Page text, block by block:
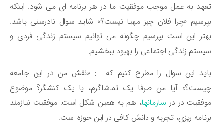
به عمل موجب موفقیت ما در هر برنامه ای می شود. اینکه
«چرا فلان چیز مهیا نیست؟» شاید سوال نادرستی باشد.
این است بپرسیم چگونه می توانیم سیستم زندگی فردی و
زندگی اجتماعی را بهبود ببخشیم.
این سوال را مطرح کنیم که : «نقش من در این جامعه
آیا من صرفا یک تماشاگرم، یا یک کنشگر؟ موضوع
در درسازمانها، هم به همین شکل است. موفقیت نیازمند
ریزی، تجربه و دانش کافی در این حوزه است.